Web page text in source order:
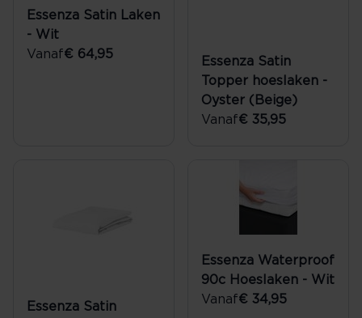
Essenza Satin Laken
- Wit
Vanaf€ 64,95
Essenza Satin
Topper hoeslaken -
Oyster (Beige)
Vanaf€ 35,95
Essenza Satin
Essenza Waterproof
90c Hoeslaken - Wit
Vanaf€ 34,95